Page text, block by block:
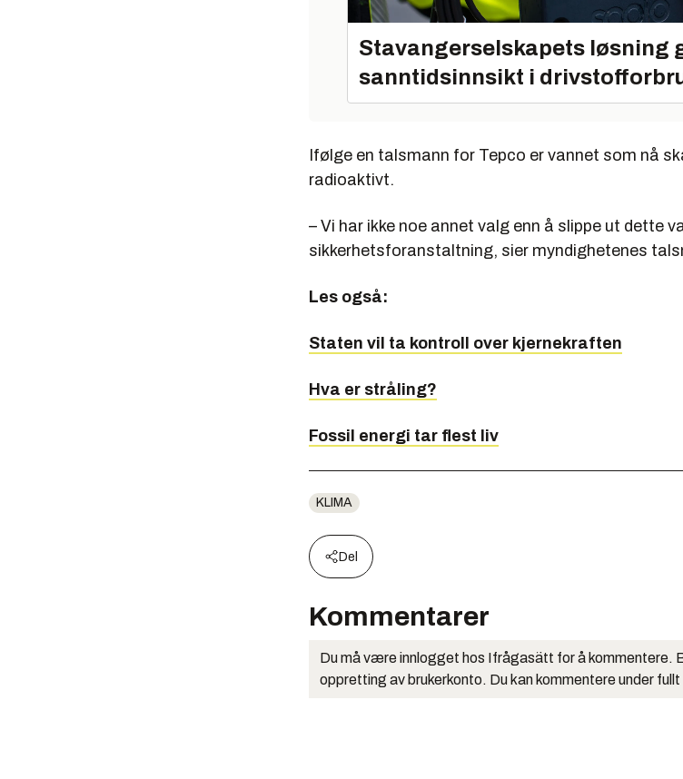
Stavangerselskapets løsning
sanntidsinnsikt i
Ifølge en talsmann for Tepco er vannet som nå
radioaktivt.
– Vi har ikke noe annet valg enn å slippe ut dette
sikkerhetsforanstaltning, sier myndighetenes
Les også:
Staten vil ta kontroll over kjernekraften
Hva er stråling?
Fossil energi tar flest liv
KLIMA
Del
Kommentarer
Du må være innlogget hos Ifrågasätt for å kommentere.
oppretting av brukerkonto. Du kan kommentere under fullt